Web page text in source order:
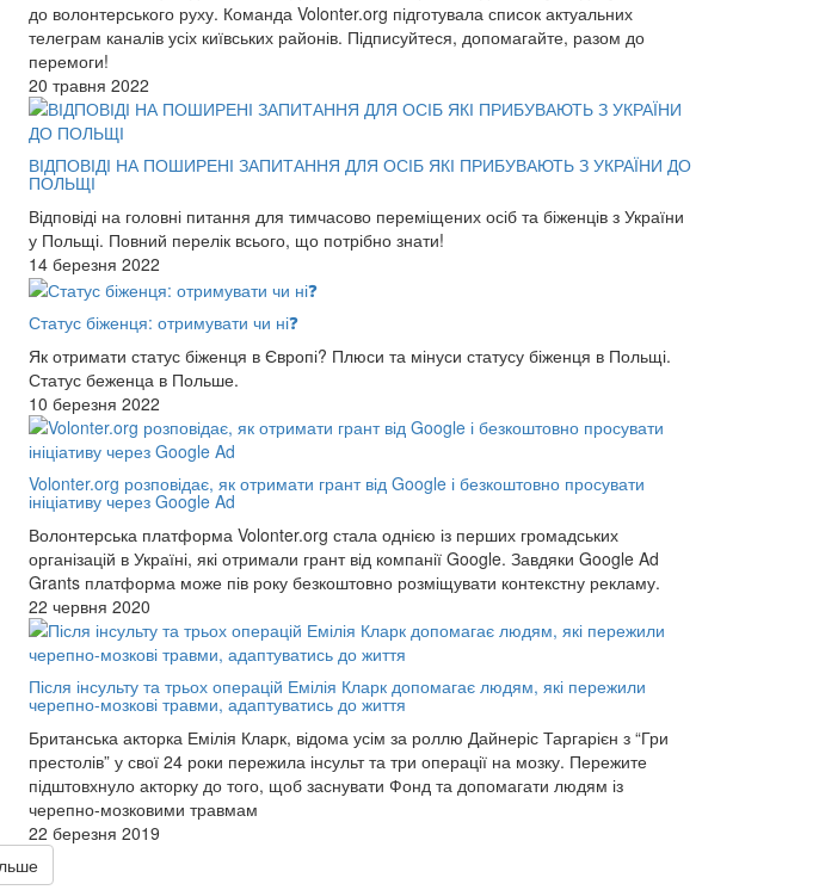
до волонтерського руху. Команда Volonter.org підготувала список актуальних
телеграм каналів усіх київських районів. Підписуйтеся, допомагайте, разом до
перемоги!
20 травня 2022
ВІДПОВІДІ НА ПОШИРЕНІ ЗАПИТАННЯ ДЛЯ ОСІБ ЯКІ ПРИБУВАЮТЬ З УКРАЇНИ ДО
ПОЛЬЩІ
Відповіді на головні питання для тимчасово переміщених осіб та біженців з України
у Польщі. Повний перелік всього, що потрібно знати!
14 березня 2022
Статус біженця: отримувати чи ні❓
Як отримати статус біженця в Європі? Плюси та мінуси статусу біженця в Польщі.
Статус беженца в Польше.
10 березня 2022
Volonter.org розповідає, як отримати грант від Google і безкоштовно просувати
ініціативу через Google Ad
Волонтерська платформа Volonter.org стала однією із перших громадських
організацій в Україні, які отримали грант від компанії Google. Завдяки Google Ad
Grants платформа може пів року безкоштовно розміщувати контекстну рекламу.
22 червня 2020
Після інсульту та трьох операцій Емілія Кларк допомагає людям, які пережили
черепно-мозкові травми, адаптуватись до життя
Британська акторка Емілія Кларк, відома усім за роллю Дайнеріс Таргарієн з “Гри
престолів” у свої 24 роки пережила інсульт та три операції на мозку. Пережите
підштовхнуло акторку до того, щоб заснувати Фонд та допомагати людям із
черепно-мозковими травмам
22 березня 2019